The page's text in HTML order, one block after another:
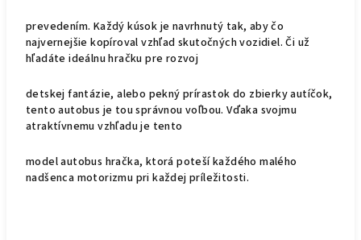
prevedením. Každý kúsok je navrhnutý tak, aby čo
najvernejšie kopíroval vzhľad skutočných vozidiel. Či už
hľadáte ideálnu hračku pre rozvoj
detskej fantázie, alebo pekný prírastok do zbierky autíčok,
tento autobus je tou správnou voľbou. Vďaka svojmu
atraktívnemu vzhľadu je tento
model autobus hračka, ktorá poteší každého malého
nadšenca motorizmu pri každej príležitosti.